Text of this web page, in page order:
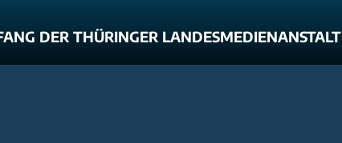
DER THÜRINGER LANDESMEDIENANSTALT